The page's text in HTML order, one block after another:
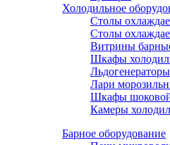
Холодильное
Столы
Столы
Витрины
Шкафы
Льдогенераторы
Лари
Шкафы шоковой
Камеры
Барное оборудование